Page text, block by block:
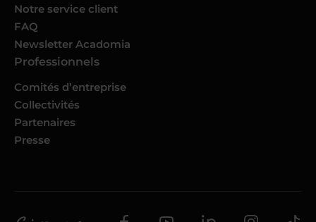
Notre service client
FAQ
Newsletter Acadomia
Professionnels
Comités d’entreprise
Collectivités
Partenaires
Presse